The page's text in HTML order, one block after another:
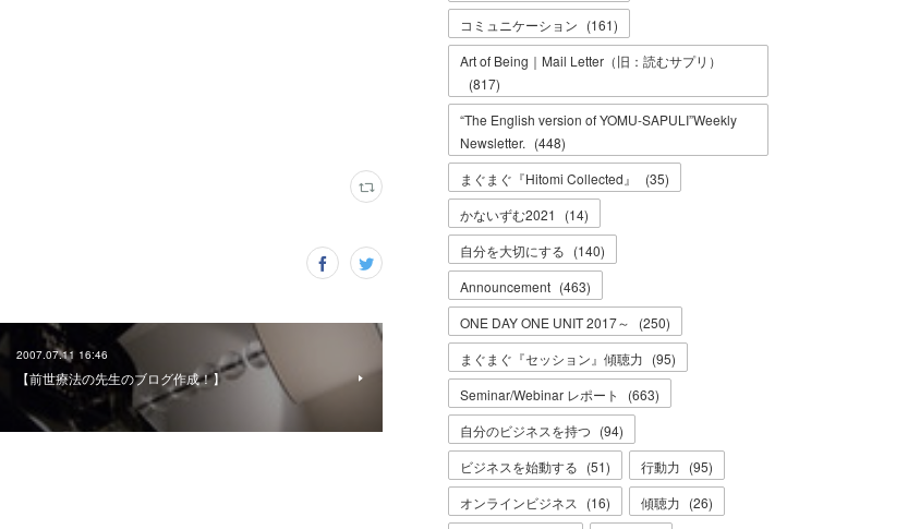
2007.07.11 16:46
【前世療法の先生のブログ作成！】
コミュニケーション (161)
Art of Being｜Mail Letter（旧：読むサプリ）
(817)
“The English version of YOMU-SAPULI”Weekly
Newsletter. (448)
まぐまぐ『Hitomi Collected』
(35)
かないずむ2021
(14)
自分を大切にする (140)
Announcement (463)
ONE DAY ONE UNIT 2017～
(250)
まぐまぐ『セッション』傾聴力 (95)
Seminar/Webinar レポート
(663)
自分のビジネスを持つ (94)
ビジネスを始動する (51) 行動力 (95)
オンラインビジネス
(16) 傾聴力 (26)